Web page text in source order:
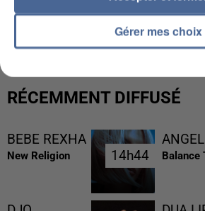
UNE TOURISTE DE L’OISE
RÉCEMMENT DIFFUSÉ
BEBE REXHA
New Religion 14h44
14h44 Balance
Gérer mes choix